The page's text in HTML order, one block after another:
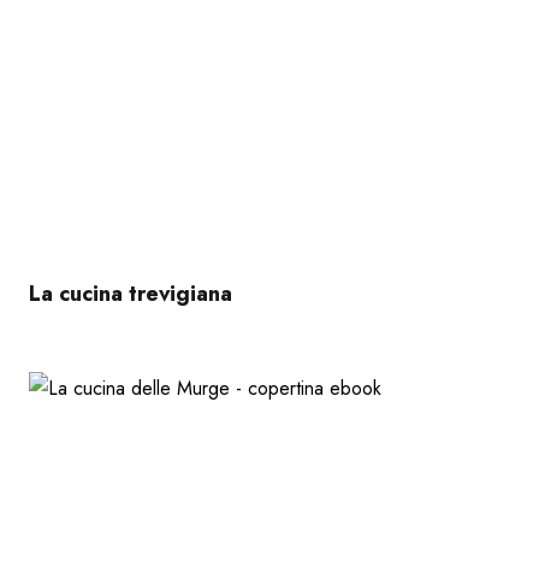
La cucina trevigiana